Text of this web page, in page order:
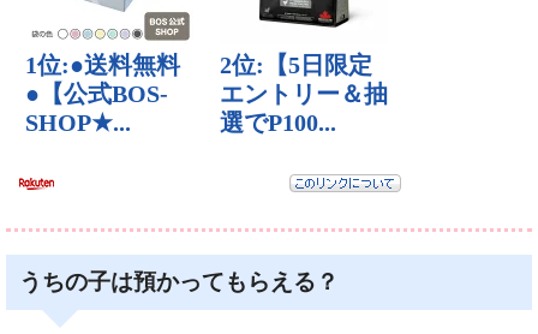
うちの子は預かってもらえる？